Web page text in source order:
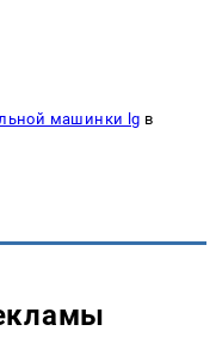
машинки lg в